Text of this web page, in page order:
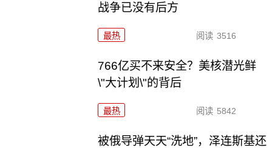
战争已没有后方
最热 阅读 3516
766亿买不来安全？美核潜光鲜
\"大计划\"的背后
最热 阅读 5842
被俄导弹天天“洗地”，泽连斯基还